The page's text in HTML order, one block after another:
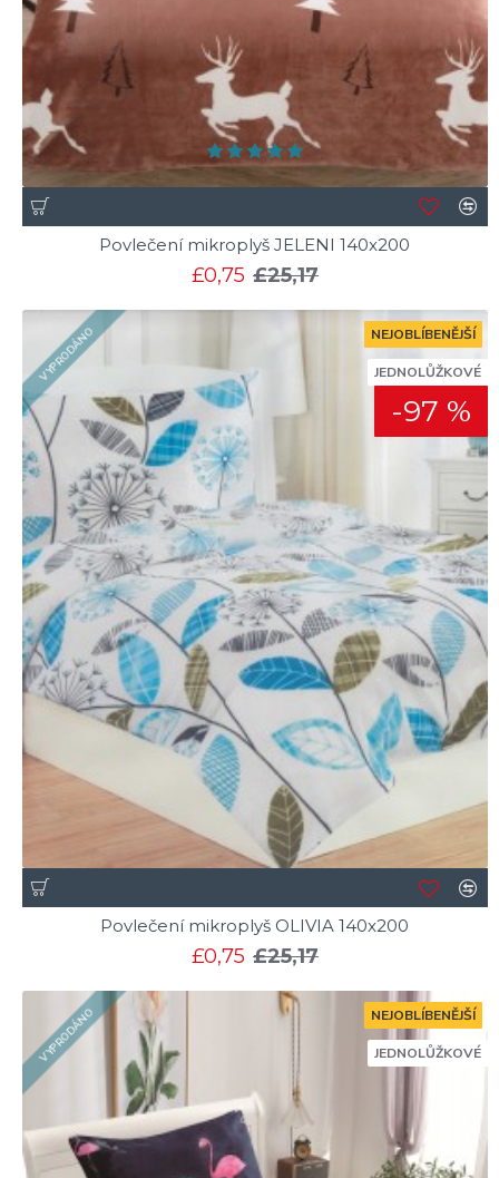
Povlečení mikroplyš JELENI 140x200
£0,75 £25,17
NEJOBLÍBENĚJŠÍ
JEDNOLŮŽKOVÉ
-97 %
VYPRODÁNO
Povlečení mikroplyš OLIVIA 140x200
£0,75 £25,17
NEJOBLÍBENĚJŠÍ
JEDNOLŮŽKOVÉ
VYPRODÁNO